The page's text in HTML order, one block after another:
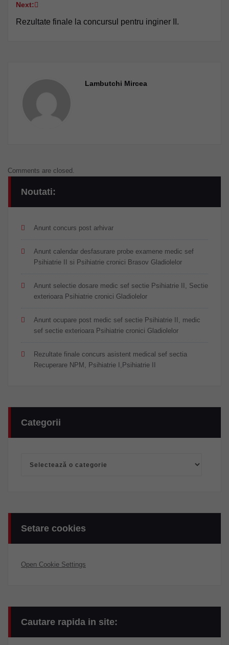
articole
Next:
Rezultate finale la concursul pentru inginer II.
Lambutchi Mircea
Comments are closed.
Noutati:
Anunt concurs post arhivar
Anunt calendar desfasurare probe examene medic sef
Psihiatrie II si Psihiatrie cronici Brasov Gladiolelor
Anunt selectie dosare medic sef sectie Psihiatrie II, Sectie
exterioara Psihiatrie cronici Gladiolelor
Anunt ocupare post medic sef sectie Psihiatrie II, medic
sef sectie exterioara Psihiatrie cronici Gladiolelor
Rezultate finale concurs asistent medical sef sectia
Recuperare NPM, Psihiatrie I,Psihiatrie II
Categorii
Setare cookies
Open Cookie Settings
Cautare rapida in site: